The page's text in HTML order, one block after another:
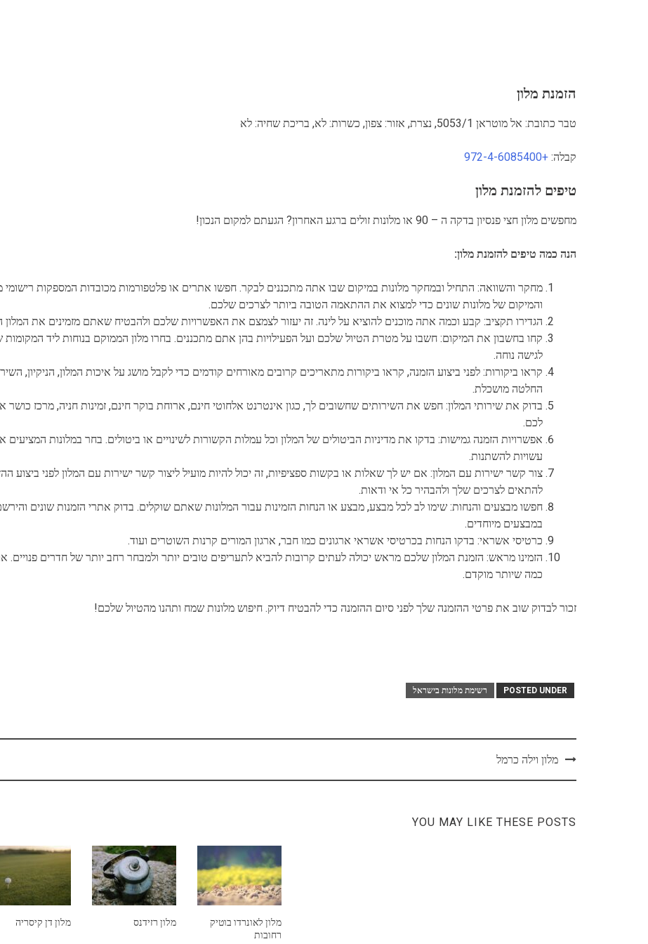
הזמנת מלון
טבר כתובת: אל מוטראן 5053/1, נצרת, אזור: צפון, כשרות: לא, בריכת שחיה: לא
קבלה: +972-4-6085400
טיפים להזמנת מלון
מחפשים מלון חצי פנסיון בדקה ה – 90 או מלונות זולים ברגע האחרון? הגעתם למקום הנכון!
הנה כמה טיפים להזמנת מלון:
מחקר והשוואה: התחיל ובמחקר מלונות במיקום שבו אתה מתכננים לבקר. חפשו אתרים או פלטפורמות מכובדות המספקות רישומי
והמיקום של מלונות שונים כדי למצוא את ההתאמה הטובה ביותר לצרכים שלכם.
הגדירו תקציב: קבע וכמה אתה מוכנים להוציא על לינה. זה יעזור לצמצם את האפשרויות שלכם ולהבטיח שאתם מזמינים את
קחו בחשבון את המיקום: חשבו על מטרת הטיול שלכם ועל הפעילויות בהן אתם מתכננים. בחרו מלון הממוקם בנוחות ליד
לגישה נוחה.
קראו ביקורות: לפני ביצוע הזמנה, קראו ביקורות מתאריכים קרובים מאורחים קודמים כדי לקבל מושג על איכות המלון, הניקיון,
החלטה מושכלת.
בדוק את שירותי המלון: חפש את השירותים שחשובים לך, כגון אינטרנט אלחוטי חינם, ארוחת בוקר חינם, זמינות חניה, מרכז כושר
לכם.
אפשרויות הזמנה גמישות: בדקו את מדיניות הביטולים של המלון וכל עמלות הקשורות לשינויים או ביטולים. בחר במלונות
עשויות להשתנות.
צור קשר ישירות עם המלון: אם יש לך שאלות או בקשות ספציפיות, זה יכול להיות מועיל ליצור קשר ישירות עם המלון לפני ביצוע
להתאים לצרכים שלך ולהבהיר כל אי ודאות.
חפשו מבצעים והנחות: שימו לב לכל מבצע, מבצע או הנחות הזמינות עבור המלונות שאתם שוקלים. בדוק אתרי הזמנות שונים
במבצעים מיוחדים.
כרטיסי אשראי: בדקו הנחות בכרטיסי אשראי ארגונים כמו חבר, ארגון המורים קרנות השוטרים ועוד.
הזמינו מראש: הזמנת המלון שלכם מראש יכולה לעתים קרובות להביא לתעריפים טובים יותר ולמבחר רחב יותר של חדרים פנויים.
כמה שיותר מוקדם.
זכור לבדוק שוב את פרטי ההזמנה שלך לפני סיום ההזמנה כדי להבטיח דיוק. חיפוש מלונות שמח ותהנו מהטיול שלכם!
POSTED UNDER רשימת מלונות בישראל
Postמלון וילה כרמל
YOU MAY LIKE THESE POSTS
מלון דן קיסריה מלון רזידנס
מלון לאונרדו בוטיק
רחובות